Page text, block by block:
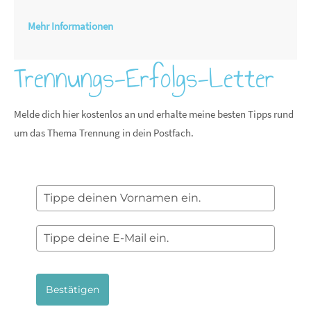
Mehr Informationen
Trennungs-Erfolgs-Letter
Melde dich hier kostenlos an und erhalte meine besten Tipps rund
um das Thema Trennung in dein Postfach.
Bestätigen